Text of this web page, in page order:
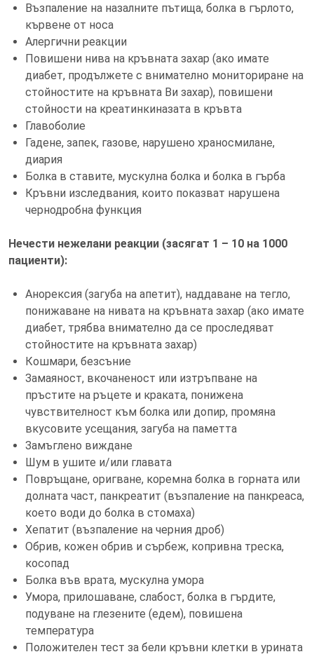
Възпаление на назалните пътища, болка в гърлото,
кървене от носа
Алергични реакции
Повишени нива на кръвната захар (ако имате
диабет, продължете с внимателно мониториране на
стойностите на кръвната Ви захар), повишени
стойности на креатинкиназата в кръвта
Главоболие
Гадене, запек, газове, нарушено храносмилане,
диария
Болка в ставите, мускулна болка и болка в гърба
Кръвни изследвания, които показват нарушена
чернодробна функция
Нечести нежелани реакции (засягат 1 – 10 на 1000
пациенти):
Анорексия (загуба на апетит), наддаване на тегло,
понижаване на нивата на кръвната захар (ако имате
диабет, трябва внимателно да се проследяват
стойностите на кръвната захар)
Кошмари, безсъние
Замаяност, вкочаненост или изтръпване на
пръстите на ръцете и краката, понижена
чувствителност към болка или допир, промяна
вкусовите усещания, загуба на паметта
Замъглено виждане
Шум в ушите и/или главата
Повръщане, оригване, коремна болка в горната или
долната част, панкреатит (възпаление на панкреаса,
което води до болка в стомаха)
Хепатит (възпаление на черния дроб)
Обрив, кожен обрив и сърбеж, копривна треска,
косопад
Болка във врата, мускулна умора
Умора, прилошаване, слабост, болка в гърдите,
подуване на глезените (едем), повишена
температура
Положителен тест за бели кръвни клетки в урината